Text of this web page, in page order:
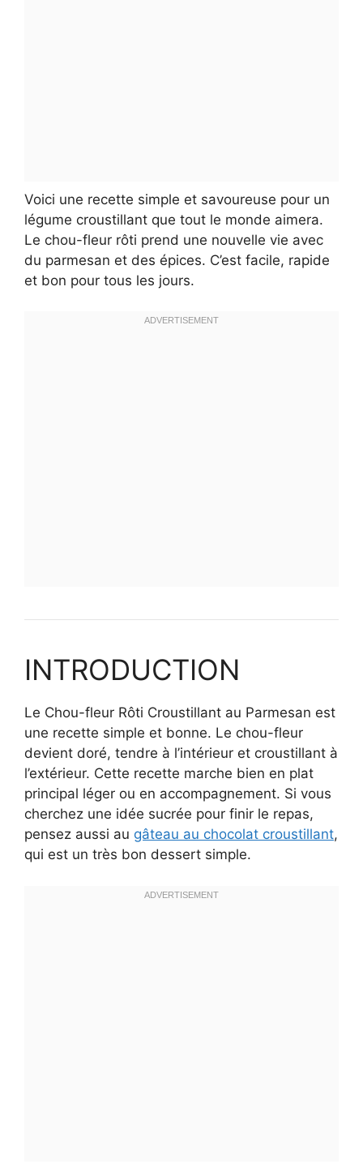
Voici une recette simple et savoureuse pour un
légume croustillant que tout le monde aimera.
Le chou-fleur rôti prend une nouvelle vie avec
du parmesan et des épices. C’est facile, rapide
et bon pour tous les jours.
INTRODUCTION
Le Chou-fleur Rôti Croustillant au Parmesan est
une recette simple et bonne. Le chou-fleur
devient doré, tendre à l’intérieur et croustillant à
l’extérieur. Cette recette marche bien en plat
principal léger ou en accompagnement. Si vous
cherchez une idée sucrée pour finir le repas,
pensez aussi au gâteau au chocolat croustillant,
qui est un très bon dessert simple.